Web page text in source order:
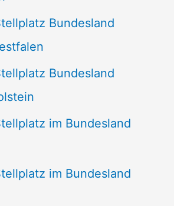
Bundesland
Bundesland
im Bundesland
im Bundesland